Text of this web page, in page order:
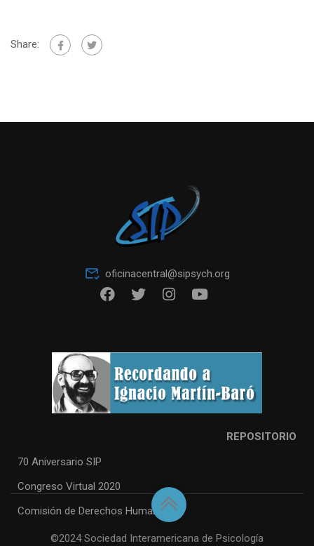
Share:
oficinacentral@sipsych.org
REPOSITORIO
70 Aniversario SIP
Congreso Virtual 2020
Comisión de Derechos Humanos
©2024 Sociedad Interamericana de Psicología